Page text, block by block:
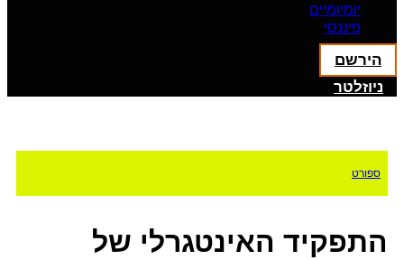
יומיומיים
פיננסי
הירשם
ניוזלטר
ספורט
התפקיד האינטגרלי של